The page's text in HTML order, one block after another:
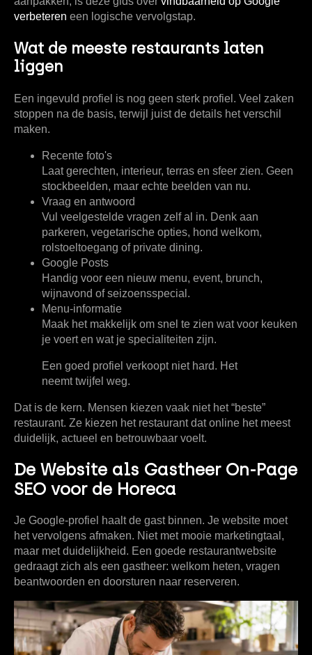
verbeteren een logische vervolgstap.
Wat de meeste restaurants laten
liggen
Een ingevuld profiel is nog geen sterk profiel. Veel zaken
stoppen na de basis, terwijl juist de details het verschil
maken.
Recente foto's
Laat gerechten, interieur, terras en sfeer zien. Geen
stockbeelden, maar echte beelden van nu.
Vraag en antwoord
Vul veelgestelde vragen zelf al in. Denk aan
parkeren, vegetarische opties, hond welkom,
rolstoeltoegang of private dining.
Google Posts
Handig voor een nieuw menu, event, brunch,
wijnavond of seizoensspecial.
Menu-informatie
Maak het makkelijk om snel te zien wat voor keuken
je voert en wat je specialiteiten zijn.
Een goed profiel verkoopt niet hard. Het
neemt twijfel weg.
Dat is de kern. Mensen kiezen vaak niet het “beste”
restaurant. Ze kiezen het restaurant dat online het meest
duidelijk, actueel en betrouwbaar voelt.
De Website als Gastheer On-Page
SEO voor de Horeca
Je Google-profiel haalt de gast binnen. Je website moet
het vervolgens afmaken. Niet met mooie marketingtaal,
maar met duidelijkheid. Een goede restaurantwebsite
gedraagt zich als een gastheer: welkom heten, vragen
beantwoorden en doorsturen naar reserveren.